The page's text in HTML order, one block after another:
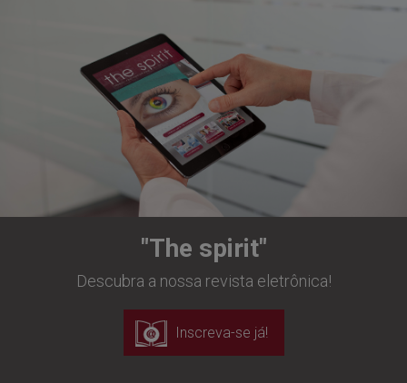
"The spirit"
Descubra a nossa revista eletrônica!
Inscreva-se já!